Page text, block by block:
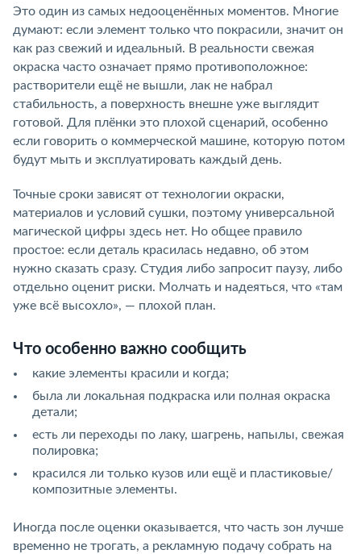
Это один из самых недооценённых моментов. Многие
думают: если элемент только что покрасили, значит он
как раз свежий и идеальный. В реальности свежая
окраска часто означает прямо противоположное:
растворители ещё не вышли, лак не набрал
стабильность, а поверхность внешне уже выглядит
готовой. Для плёнки это плохой сценарий, особенно
если говорить о коммерческой машине, которую потом
будут мыть и эксплуатировать каждый день.
Точные сроки зависят от технологии окраски,
материалов и условий сушки, поэтому универсальной
магической цифры здесь нет. Но общее правило
простое: если деталь красилась недавно, об этом
нужно сказать сразу. Студия либо запросит паузу, либо
отдельно оценит риски. Молчать и надеяться, что «там
уже всё высохло», — плохой план.
Что особенно важно сообщить
какие элементы красили и когда;
была ли локальная подкраска или полная окраска
детали;
есть ли переходы по лаку, шагрень, напылы, свежая
полировка;
красился ли только кузов или ещё и пластиковые/
композитные элементы.
Иногда после оценки оказывается, что часть зон лучше
временно не трогать, а рекламную подачу собрать на